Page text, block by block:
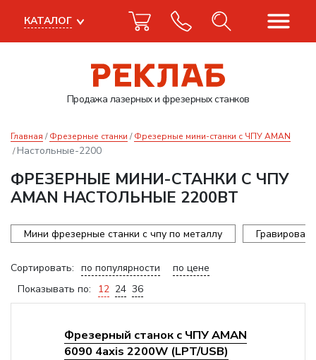
Продажа лазерныхи фрезерных станков
КАТАЛОГ
Главная Фрезерные станки Фрезерные мини-станки с ЧПУ AMAN
Настольные-2200
ФРЕЗЕРНЫЕ МИНИ-СТАНКИ С ЧПУ
AMAN НАСТОЛЬНЫЕ 2200ВТ
Мини фрезерные станки с чпу по металлу
Сортировать: по популярности
по цене
Показывать по:
12 24 36
Фрезерный станок с ЧПУ AMAN
6090 4axis 2200W (LPT/USB)